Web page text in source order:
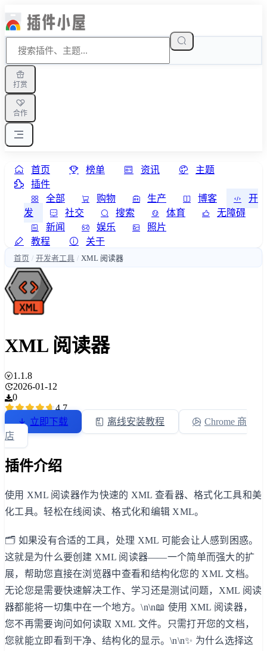
打赏
合作
首页 榜单 资讯
主题
插件
全部
购物 生产 博客
开
发
社交 搜索 体育
无障碍
新闻
娱乐
照片
教程
关于
首页 / 开发者工具 / XML 阅读器
XML 阅读器
1.1.8
2026-01-12
0
4.7
立即下载
离线安装教程
Chrome 商
店
插件介绍
使用 XML 阅读器作为快速的 XML 查看器、格式化工具和美
化工具。轻松在线阅读、格式化和编辑 XML。
🗂️ 如果没有合适的工具，处理 XML 可能会让人感到困惑。
这就是为什么要创建 XML 阅读器——一个简单而强大的扩
展，帮助您直接在浏览器中查看和结构化您的 XML 文档。
无论您是需要快速解决工作、学习还是测试问题，XML 阅读
器都能将一切集中在一个地方。\n\n📖 使用 XML 阅读器，
您不再需要询问如何读取 XML 文件。只需打开您的文档，
您就能立即看到干净、结构化的显示。\n\n✨ 为什么选择这